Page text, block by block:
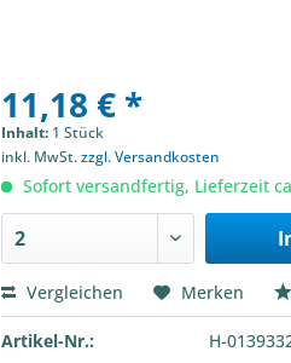
11,18 € *
Inhalt: 1 Stück
inkl. MwSt.zzgl. Versandkosten
Sofort versandfertig, Lieferzeit
Vergleichen Merken
Artikel-Nr.: H-